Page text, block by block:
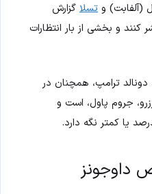
(آلفابت) و تسلا گزارش
کنند و بخشی از بار انتظارات
دونالد ترامپ، همچنان در
جروم پاول، است و
داوجونز